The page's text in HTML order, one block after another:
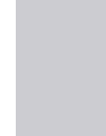
Foundation,